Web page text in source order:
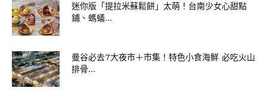
迷你版「提拉米蘇鬆餅」太萌！台南少女心甜點
鋪、螞蟻...
曼谷必去7大夜市＋市集！特色小食海鮮 必吃火山
排骨...